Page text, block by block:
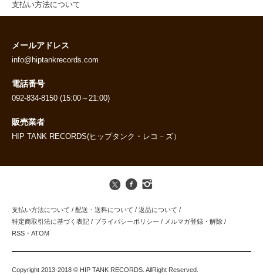
支払い方法について
メールアドレス
info@hiptankrecords.com
電話番号
092-834-8150 (15:00～21:00)
販売業者
HIP TANK RECORDS(ヒップタンク・レコ－ズ）
支払い方法について / 配送・送料について / 返品について /
特定商取引法に基づく表記 / プライバシーポリシー / メルマガ登録・解除 /
RSS ・ ATOM
Copyright 2013-2018 © HIP TANK RECORDS. AllRight Reserved.